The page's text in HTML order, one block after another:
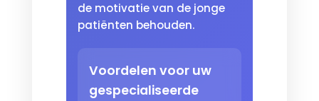
de motivatie van de jonge
patiënten behouden.
Voordelen voor uw
gespecialiseerde